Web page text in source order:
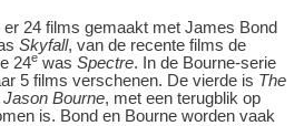
er 24 films gemaakt met James Bond
Skyfall, van de recente films de
24e was Spectre. In de Bourne-serie
5 films verschenen. De vierde is The
Jason Bourne, met een terugblik op
is. Bond en Bourne worden vaak